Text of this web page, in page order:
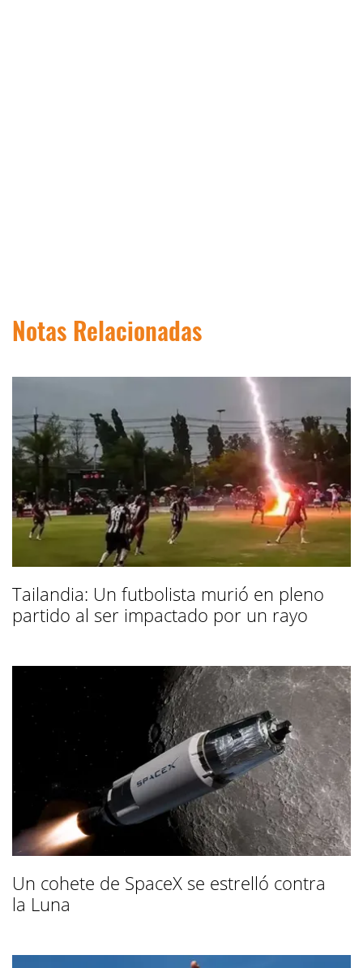
Notas Relacionadas
Tailandia: Un futbolista murió en pleno
partido al ser impactado por un rayo
Un cohete de SpaceX se estrelló contra
la Luna